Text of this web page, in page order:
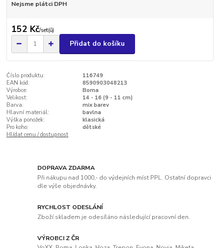
Nejsme plátci DPH
152 Kč/set(ů)
Přidat do košíku
Číslo produktu:
116749
EAN kód:
8590903048213
Výrobce:
Boma
Velikost:
14 - 16 (9 - 11 cm)
Barva:
mix barev
Hlavní materiál:
bavlna
Výška ponožek:
klasická
Pro koho:
dětské
Hlídat cenu / dostupnost
DOPRAVA ZDARMA
Při nákupu nad 1000,- do výdejních míst PPL. Ostatní dopravci
dle výše objednávky.
RYCHLOST ODESLÁNÍ
Zboží skladem je odesíláno následující pracovní den.
VÝROBCI Z ČR